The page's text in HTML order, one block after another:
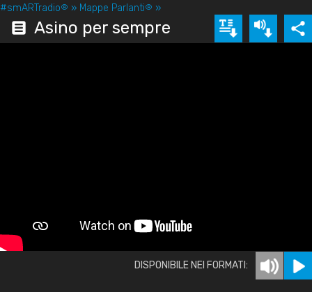
#smARTradio® » Mappe Parlanti® »
Asino per sempre
DISPONIBILE NEI FORMATI: